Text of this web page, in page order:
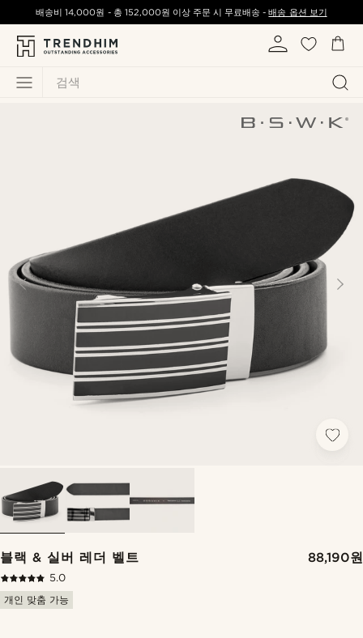
검색
배송비14,000원 - 총 152,000원 이상 주문 시 무료배송 -배송 옵션 보기
블랙 & 실버 레더 벨트 88,190원
5.0
개인 맞춤 가능